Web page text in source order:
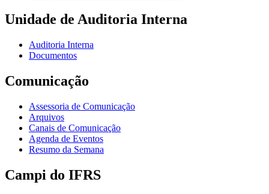
Unidade de Auditoria Interna
Auditoria Interna
Documentos
Comunicação
Assessoria de Comunicação
Arquivos
Canais de Comunicação
Agenda de Eventos
Resumo da Semana
Campi do IFRS